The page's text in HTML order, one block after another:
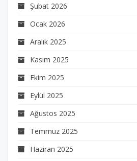
Şubat 2026
Ocak 2026
Aralık 2025
Kasım 2025
Ekim 2025
Eylül 2025
Ağustos 2025
Temmuz 2025
Haziran 2025